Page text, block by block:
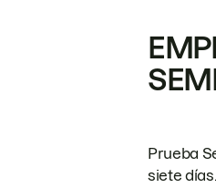
Prueba
siete